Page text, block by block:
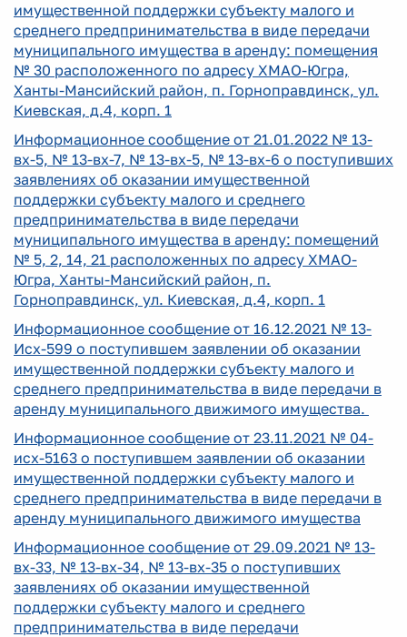
имущественной поддержки субъекту малого и
среднего предпринимательства в виде передачи
муниципального имущества в аренду: помещения
№ 30 расположенного по адресу ХМАО-Югра,
Ханты-Мансийский район, п. Горноправдинск, ул.
Киевская, д.4, корп. 1
Информационное сообщение от 21.01.2022 № 13-
вх-5, № 13-вх-7, № 13-вх-5, № 13-вх-6 о поступивших
заявлениях об оказании имущественной
поддержки субъекту малого и среднего
предпринимательства в виде передачи
муниципального имущества в аренду: помещений
№ 5, 2, 14, 21 расположенных по адресу ХМАО-
Югра, Ханты-Мансийский район, п.
Горноправдинск, ул. Киевская, д.4, корп. 1
Информационное сообщение от 16.12.2021 № 13-
Исх-599 о поступившем заявлении об оказании
имущественной поддержки субъекту малого и
среднего предпринимательства в виде передачи в
аренду муниципального движимого имущества.
Информационное сообщение от 23.11.2021 № 04-
исх-5163 о поступившем заявлении об оказании
имущественной поддержки субъекту малого и
среднего предпринимательства в виде передачи в
аренду муниципального движимого имущества
Информационное сообщение от 29.09.2021 № 13-
вх-33, № 13-вх-34, № 13-вх-35 о поступивших
заявлениях об оказании имущественной
поддержки субъекту малого и среднего
предпринимательства в виде передачи